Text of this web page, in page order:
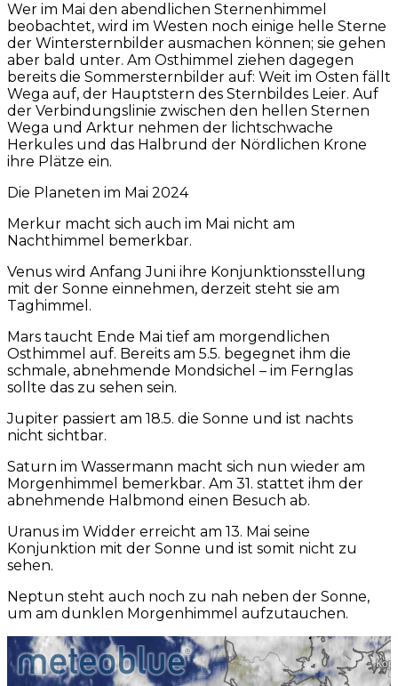
Wer im Mai den abendlichen Sternenhimmel
beobachtet, wird im Westen noch einige helle Sterne
der Wintersternbilder ausmachen können; sie gehen
aber bald unter. Am Osthimmel ziehen dagegen
bereits die Sommersternbilder auf: Weit im Osten fällt
Wega auf, der Hauptstern des Sternbildes Leier. Auf
der Verbindungslinie zwischen den hellen Sternen
Wega und Arktur nehmen der lichtschwache
Herkules und das Halbrund der Nördlichen Krone
ihre Plätze ein.
Die Planeten im Mai 2024
Merkur macht sich auch im Mai nicht am
Nachthimmel bemerkbar.
Venus wird Anfang Juni ihre Konjunktionsstellung
mit der Sonne einnehmen, derzeit steht sie am
Taghimmel.
Mars taucht Ende Mai tief am morgendlichen
Osthimmel auf. Bereits am 5.5. begegnet ihm die
schmale, abnehmende Mondsichel – im Fernglas
sollte das zu sehen sein.
Jupiter passiert am 18.5. die Sonne und ist nachts
nicht sichtbar.
Saturn im Wassermann macht sich nun wieder am
Morgenhimmel bemerkbar. Am 31. stattet ihm der
abnehmende Halbmond einen Besuch ab.
Uranus im Widder erreicht am 13. Mai seine
Konjunktion mit der Sonne und ist somit nicht zu
sehen.
Neptun steht auch noch zu nah neben der Sonne,
um am dunklen Morgenhimmel aufzutauchen.